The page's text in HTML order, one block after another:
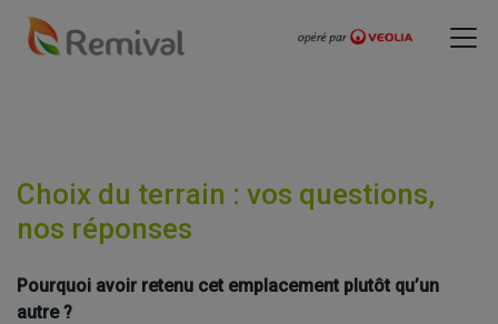
Choix du terrain : vos questions,
nos réponses
Pourquoi avoir retenu cet emplacement plutôt qu’un
autre ?